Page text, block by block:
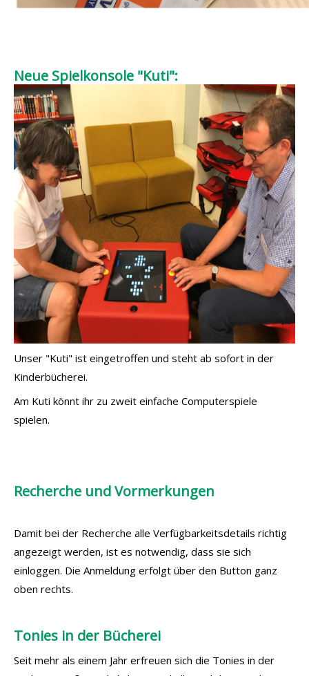
Neue Spielkonsole "Kuti":
Unser "Kuti" ist eingetroffen und steht ab sofort in der
Kinderbücherei.
Am Kuti könnt ihr zu zweit einfache Computerspiele
spielen.
Recherche und Vormerkungen
Damit bei der Recherche alle Verfügbarkeitsdetails richtig
angezeigt werden, ist es notwendig, dass sie sich
einloggen. Die Anmeldung erfolgt über den Button ganz
oben rechts.
Tonies in der Bücherei
Seit mehr als einem Jahr erfreuen sich die Tonies in der